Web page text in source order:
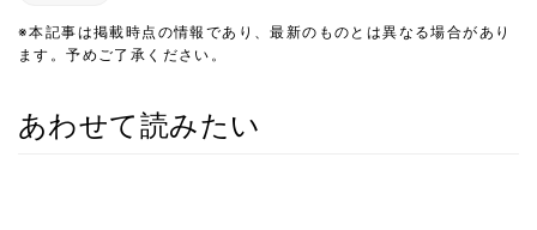
※本記事は掲載時点の情報であり、最新のものとは異なる場合があり
ます。予めご了承ください。
あわせて読みたい